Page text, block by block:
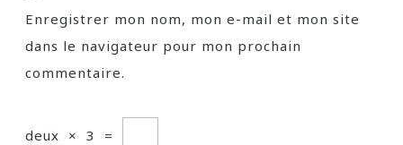
Enregistrer mon nom, mon e-mail et mon site
dans le navigateur pour mon prochain
commentaire.
deux × 3 =